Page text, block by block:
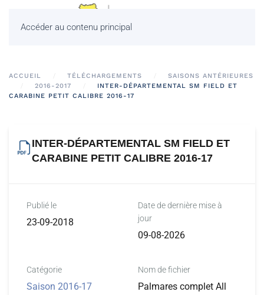
Accéder au contenu principal
ACCUEIL TÉLÉCHARGEMENTS
SAISONS ANTÉRIEURES
2016-2017
INTER-DÉPARTEMENTAL SM FIELD ET
CARABINE PETIT CALIBRE 2016-17
INTER-DÉPARTEMENTAL SM FIELD ET
CARABINE PETIT CALIBRE 2016-17
Publié le
23-09-2018
Date de dernière mise à
jour
09-08-2026
Catégorie
Saison 2016-17
Nom de fichier
Palmares complet All